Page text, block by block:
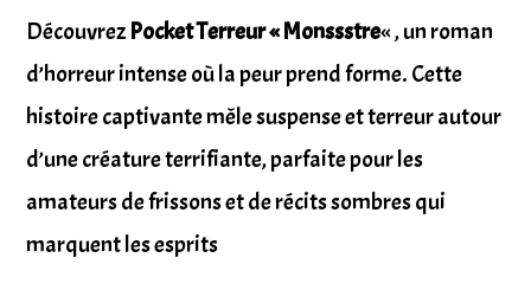
Découvrez Pocket Terreur « Monssstre« , un roman
d’horreur intense où la peur prend forme. Cette
histoire captivante mêle suspense et terreur autour
d’une créature terrifiante, parfaite pour les
amateurs de frissons et de récits sombres qui
marquent les esprits